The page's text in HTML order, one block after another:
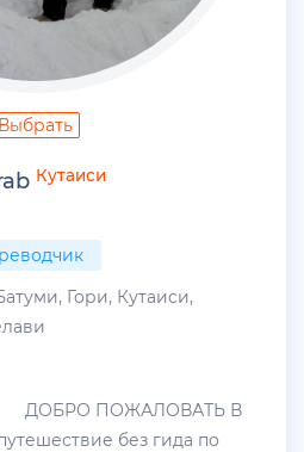
Выбрать
Кутаиси
Гори, Кутаиси,
В
без гида по